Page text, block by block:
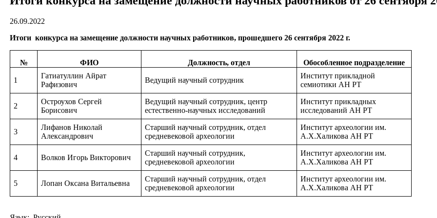
26.09.2022
Итоги конкурса на замещение должности научных работников, прошедшего 26 сентября 2022 г.
№ ФИО Должность, отдел Обособленное подразделение
1
Гатиатуллин Айрат
Рафизович
Ведущий научный сотрудник
Институт прикладной
семиотики АН РТ
2
Остроухов Сергей
Борисович
Ведущий научный сотрудник, центр
естественно-научных исследований
Институт прикладных
исследований АН РТ
3
Лифанов Николай
Александрович
Старший научный сотрудник, отдел
средневековой археологии
Институт археологии им.
А.Х.Халикова АН РТ
4 Волков Игорь Викторович
Старший научный сотрудник,
средневековой археологии
Институт археологии им.
А.Х.Халикова АН РТ
5 Лопан Оксана Витальевна
Старший научный сотрудник, отдел
средневековой археологии
Институт археологии им.
А.Х.Халикова АН РТ